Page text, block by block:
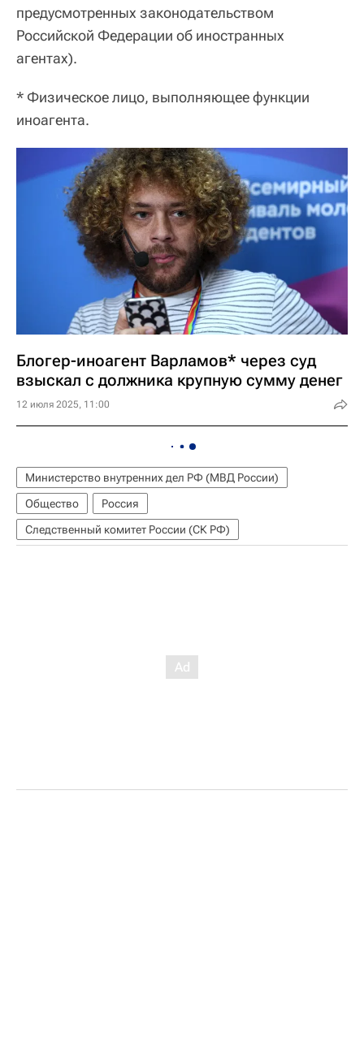
предусмотренных законодательством
Российской Федерации об иностранных
агентах).
* Физическое лицо, выполняющее функции
иноагента.
Блогер-иноагент Варламов* через суд
взыскал с должника крупную сумму денег
12 июля 2025, 11:00
Министерство внутренних дел РФ (МВД России)
Общество
Россия
Следственный комитет России (СК РФ)